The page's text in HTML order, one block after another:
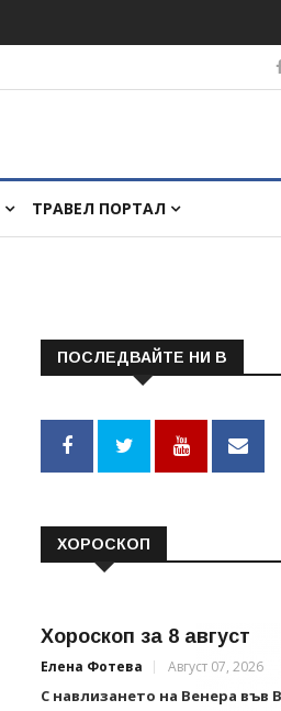
ТРАВЕЛ ПОРТАЛ
ПОСЛЕДВАЙТЕ НИ В
ХОРОСКОП
Хороскоп за 8 август
Елена Фотева Август 07, 2026
С навлизането на Венера във